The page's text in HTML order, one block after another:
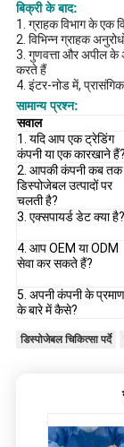
बिक्री के बाद:
1. ग्राहक विभाग के एक
2. विभिन्न ग्राहक
3. गुणवत्ता और अपील के
करते हैं
4. इंटर-नोड में,
सामान्य प्रश्न:
सवाल
1. यदि आप एक ट्रेडिंग
कंपनी या एक कारखाने हैं?
2. आपकी कंपनी कब तक
डिस्पोजेबल उत्पादों पर
चलती है?
3. एक्सपायर्ड डेट क्या है?
4. आप OEM या ODM
सेवा कर सकते हैं?
5. अपनी कंपनी के
के बारे में कैसे?
डिस्पोजेबल चिकित्सा पर्दे